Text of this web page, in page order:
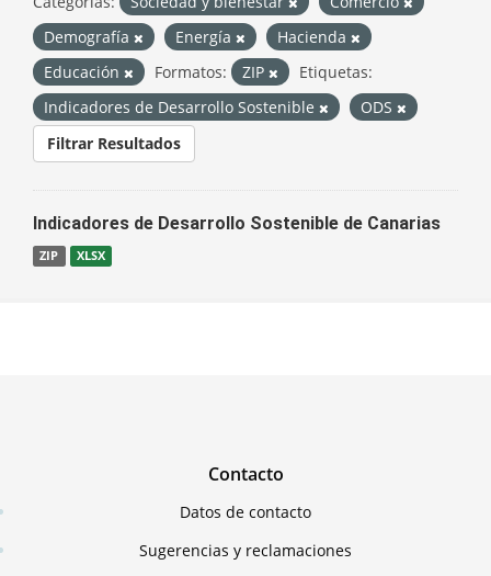
Demografía
Energía
Hacienda
Educación
Formatos: ZIP
Etiquetas:
Indicadores de Desarrollo Sostenible
ODS
Filtrar Resultados
Indicadores de Desarrollo Sostenible de Canarias
ZIP XLSX
Contacto
Datos de contacto
Sugerencias y reclamaciones